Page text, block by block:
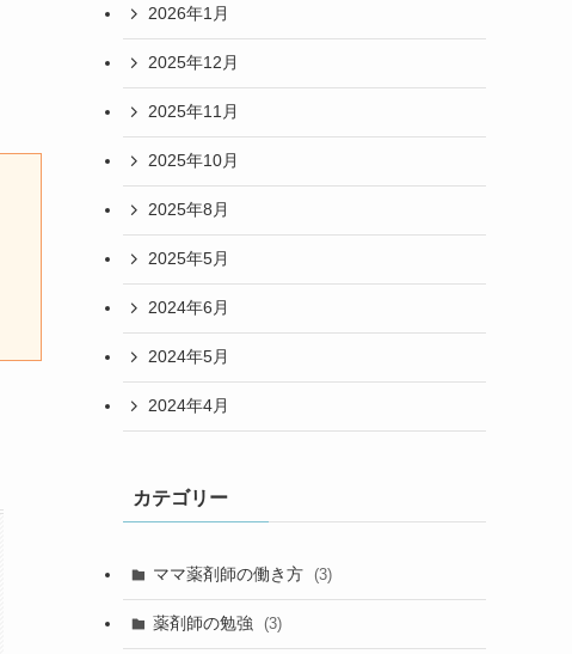
2026年1月
2025年12月
2025年11月
2025年10月
2025年8月
2025年5月
2024年6月
2024年5月
2024年4月
カテゴリー
ママ薬剤師の働き方 (3)
薬剤師の勉強 (3)